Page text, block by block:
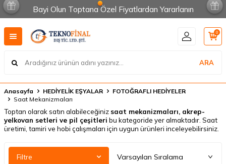
Bayi Olun Toptana Özel Fiyatlardan Yararlanın
ARA
0
Anasayfa HEDİYELİK EŞYALAR
FOTOĞRAFLI HEDİYELER
Saat Mekanizmaları
Toptan olarak satın alabileceğiniz saat mekanizmaları, akrep-
yelkovan setleri ve pil çeşitleri bu kategoride yer almaktadır. Saat
üretimi, tamiri ve hobi çalışmaları için uygun ürünleri inceleyebilirsiniz.
Filtre